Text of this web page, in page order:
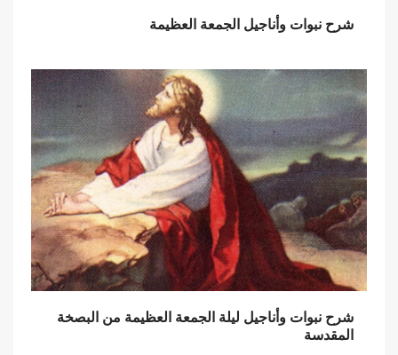
شرح نبوات وأناجيل الجمعة العظيمة
شرح نبوات وأناجيل ليلة الجمعة العظيمة من البصخة
المقدسة